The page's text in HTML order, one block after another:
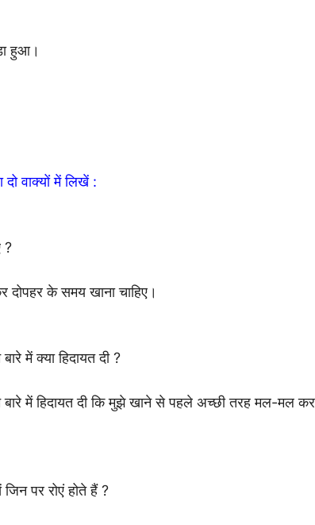
हुआ।
वाक्यों में लिखें :
?
के समय खाना चाहिए।
में क्या हिदायत दी ?
में हिदायत दी कि मुझे खाने से पहले अच्छी तरह मल-मल कर
पर रोएं होते हैं ?